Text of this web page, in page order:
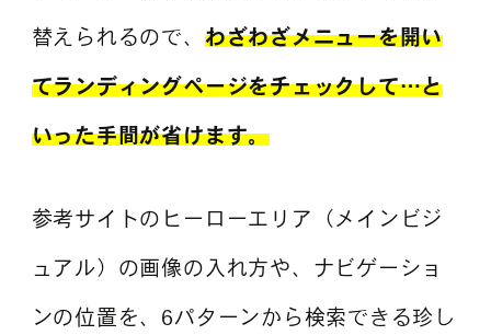
替えられるので、 わざわざメニューを開い
てランディングページをチェックして…と
いった手間が省けます。
参考サイトのヒーローエリア（メインビジ
ュアル）の画像の入れ方や、ナビゲーショ
ンの位置を、6パターンから検索できる珍し